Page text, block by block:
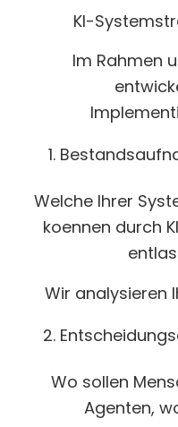
KI-
Im Rahmen
Welche Ihrer
koennen durch
Wir analysieren
Wo sollen
Agenten,